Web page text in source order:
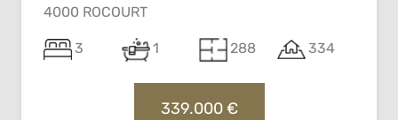
4000 ROCOURT
3 1 288 334
339.000 €